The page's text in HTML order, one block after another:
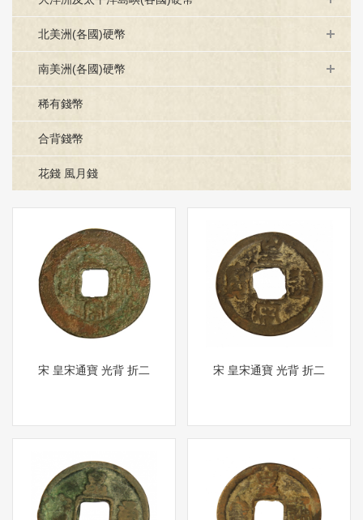
北美洲(各國)硬幣
南美洲(各國)硬幣
稀有錢幣
合背錢幣
花錢 風月錢
宋 皇宋通寶 光背 折二 宋 皇宋通寶 光背 折二